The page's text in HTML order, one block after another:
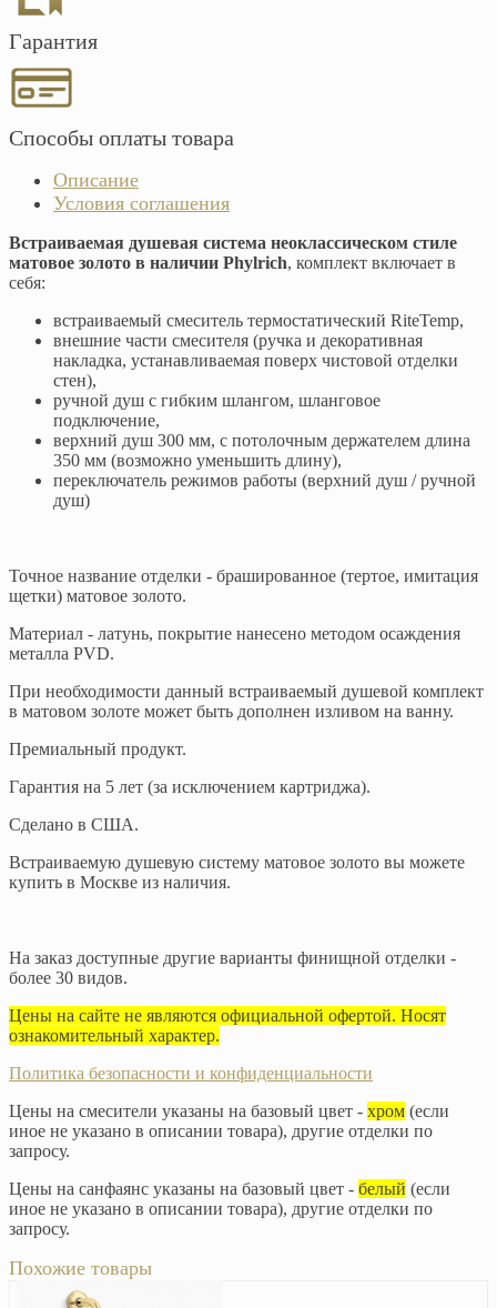
Гарантия
Способы оплаты товара
Описание
Условия соглашения
Встраиваемая душевая система неоклассическом стиле
матовое золото в наличии Phylrich, комплект включает в
себя:
встраиваемый смеситель термостатический RiteTemp,
внешние части смесителя (ручка и декоративная
накладка, устанавливаемая поверх чистовой отделки
стен),
ручной душ с гибким шлангом, шланговое
подключение,
верхний душ 300 мм, с потолочным держателем длина
350 мм (возможно уменьшить длину),
переключатель режимов работы (верхний душ / ручной
душ)
Точное название отделки - брашированное (тертое, имитация
щетки) матовое золото.
Материал - латунь, покрытие нанесено методом осаждения
металла PVD.
При необходимости данный встраиваемый душевой комплект
в матовом золоте может быть дополнен изливом на ванну.
Премиальный продукт.
Гарантия на 5 лет (за исключением картриджа).
Сделано в США.
Встраиваемую душевую систему матовое золото вы можете
купить в Москве из наличия.
На заказ доступные другие варианты финищной отделки -
более 30 видов.
Цены на сайте не являются официальной офертой. Носят
ознакомительный характер.
Политика безопасности и конфиденциальности
Цены на смесители указаны на базовый цвет - хром (если
иное не указано в описании товара), другие отделки по
запросу.
Цены на санфаянс указаны на базовый цвет - белый (если
иное не указано в описании товара), другие отделки по
запросу.
Похожие товары